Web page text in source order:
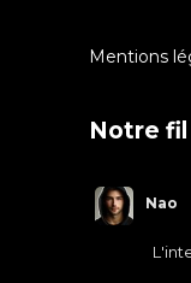
Mentions
Notre
Nao